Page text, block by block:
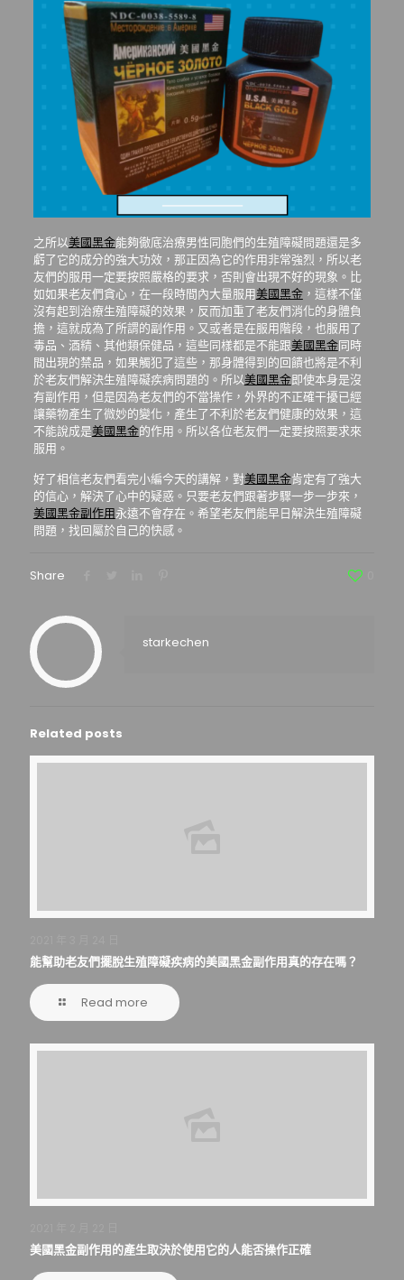
之所以美國黑金能夠徹底治療男性同胞們的生殖障礙問題還是多
虧了它的成分的強大功效，那正因為它的作用非常強烈，所以老
友們的服用一定要按照嚴格的要求，否則會出現不好的現象。比
如如果老友們貪心，在一段時間內大量服用美國黑金，這樣不僅
沒有起到治療生殖障礙的效果，反而加重了老友們消化的身體負
擔，這就成為了所謂的副作用。又或者是在服用階段，也服用了
毒品、酒精、其他類保健品，這些同樣都是不能跟美國黑金同時
間出現的禁品，如果觸犯了這些，那身體得到的回饋也將是不利
於老友們解決生殖障礙疾病問題的。所以美國黑金即使本身是沒
有副作用，但是因為老友們的不當操作，外界的不正確干擾已經
讓藥物產生了微妙的變化，產生了不利於老友們健康的效果，這
不能說成是美國黑金的作用。所以各位老友們一定要按照要求來
服用。
好了相信老友們看完小編今天的講解，對美國黑金肯定有了強大
的信心，解決了心中的疑惑。只要老友們跟著步驟一步一步來，
美國黑金副作用永遠不會存在。希望老友們能早日解決生殖障礙
問題，找回屬於自己的快感。
Share
starkechen
Related posts
能幫助老友們擺脫生殖障礙疾病的美國黑金副作用真的存在嗎？
Read more
美國黑金副作用的產生取決於使用它的人能否操作正確